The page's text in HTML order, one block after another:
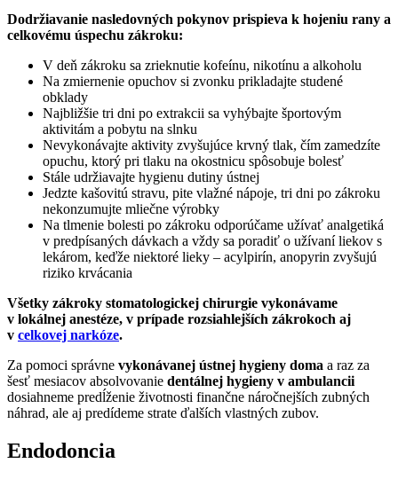
Dodržiavanie nasledovných pokynov prispieva k hojeniu rany a
celkovému úspechu zákroku:
V deň zákroku sa zrieknutie kofeínu, nikotínu a alkoholu
Na zmiernenie opuchov si zvonku prikladajte studené
obklady
Najbližšie tri dni po extrakcii sa vyhýbajte športovým
aktivitám a pobytu na slnku
Nevykonávajte aktivity zvyšujúce krvný tlak, čím zamedzíte
opuchu, ktorý pri tlaku na okostnicu spôsobuje bolesť
Stále udržiavajte hygienu dutiny ústnej
Jedzte kašovitú stravu, pite vlažné nápoje, tri dni po zákroku
nekonzumujte mliečne výrobky
Na tlmenie bolesti po zákroku odporúčame užívať analgetiká
v predpísaných dávkach a vždy sa poradiť o užívaní liekov s
lekárom, keďže niektoré lieky – acylpirín, anopyrin zvyšujú
riziko krvácania
Všetky zákroky stomatologickej chirurgie vykonávame
v lokálnej anestéze, v prípade rozsiahlejších zákrokoch aj
v celkovej narkóze.
Za pomoci správne vykonávanej ústnej hygieny doma a raz za
šesť mesiacov absolvovanie dentálnej hygieny v ambulancii
dosiahneme predĺženie životnosti finančne náročnejších zubných
náhrad, ale aj predídeme strate ďalších vlastných zubov.
Endodoncia